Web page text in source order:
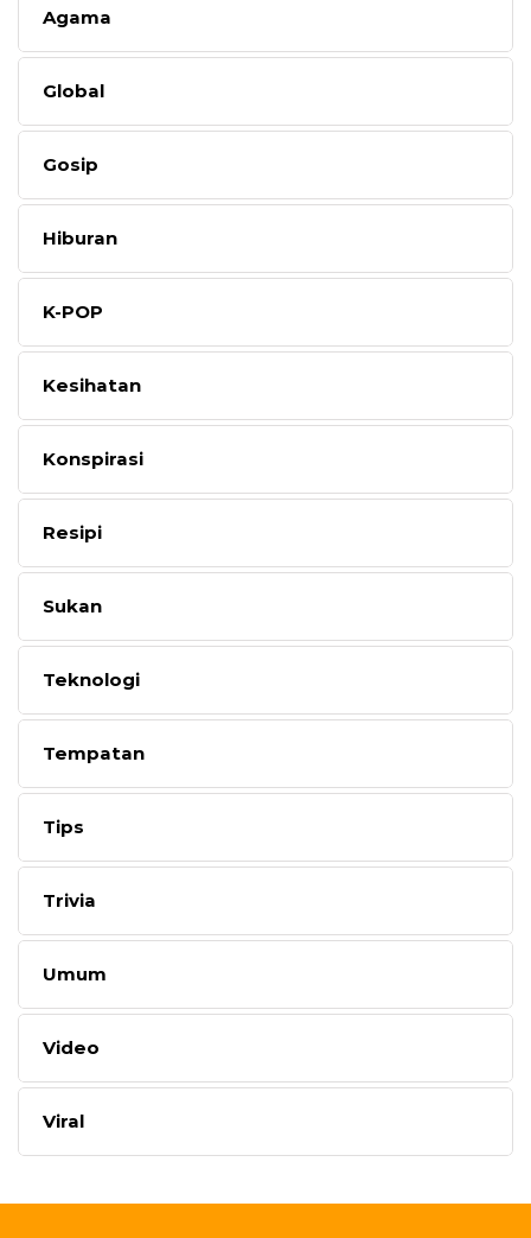
Agama
Global
Gosip
Hiburan
K-POP
Kesihatan
Konspirasi
Resipi
Sukan
Teknologi
Tempatan
Tips
Trivia
Umum
Video
Viral